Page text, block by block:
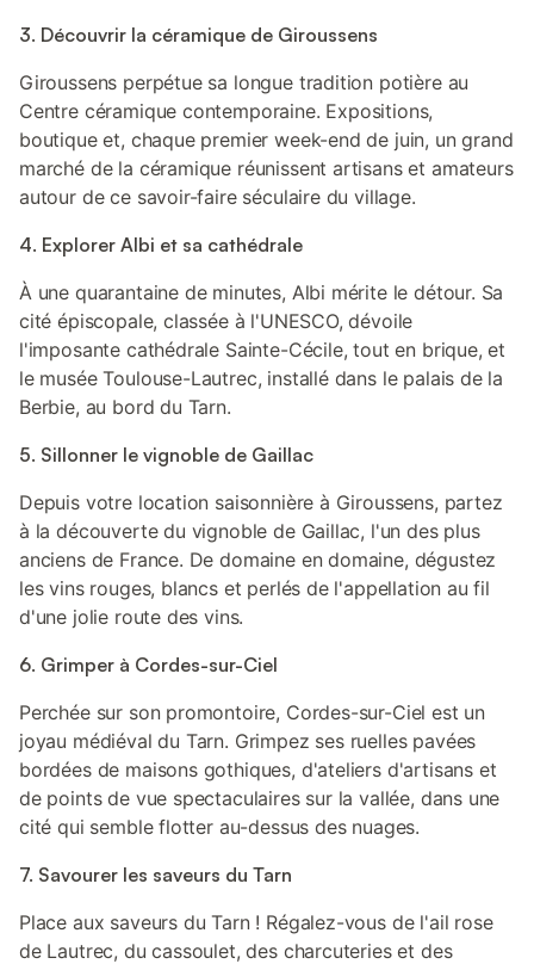
3. Découvrir la céramique de Giroussens
Giroussens perpétue sa longue tradition potière au
Centre céramique contemporaine. Expositions,
boutique et, chaque premier week-end de juin, un grand
marché de la céramique réunissent artisans et amateurs
autour de ce savoir-faire séculaire du village.
4. Explorer Albi et sa cathédrale
À une quarantaine de minutes, Albi mérite le détour. Sa
cité épiscopale, classée à l'UNESCO, dévoile
l'imposante cathédrale Sainte-Cécile, tout en brique, et
le musée Toulouse-Lautrec, installé dans le palais de la
Berbie, au bord du Tarn.
5. Sillonner le vignoble de Gaillac
Depuis votre location saisonnière à Giroussens, partez
à la découverte du vignoble de Gaillac, l'un des plus
anciens de France. De domaine en domaine, dégustez
les vins rouges, blancs et perlés de l'appellation au fil
d'une jolie route des vins.
6. Grimper à Cordes-sur-Ciel
Perchée sur son promontoire, Cordes-sur-Ciel est un
joyau médiéval du Tarn. Grimpez ses ruelles pavées
bordées de maisons gothiques, d'ateliers d'artisans et
de points de vue spectaculaires sur la vallée, dans une
cité qui semble flotter au-dessus des nuages.
7. Savourer les saveurs du Tarn
Place aux saveurs du Tarn ! Régalez-vous de l'ail rose
de Lautrec, du cassoulet, des charcuteries et des